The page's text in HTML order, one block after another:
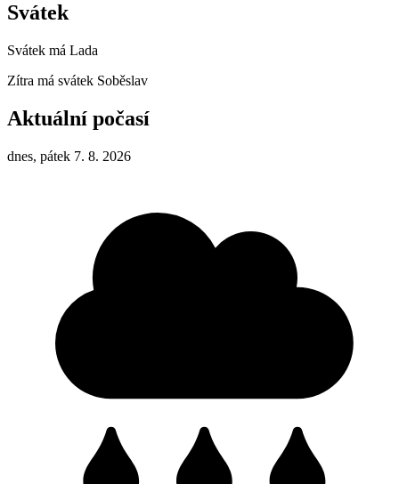
Svátek
Svátek má Lada
Zítra má svátek Soběslav
Aktuální počasí
dnes, pátek 7. 8. 2026